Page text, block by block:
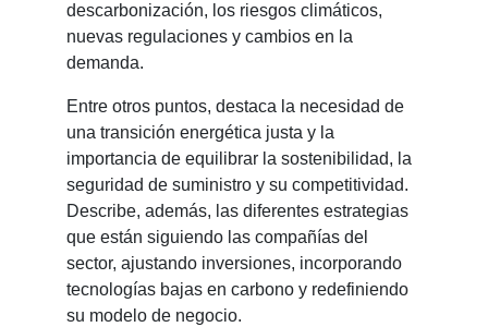
descarbonización, los riesgos climáticos,
nuevas regulaciones y cambios en la
demanda.
Entre otros puntos, destaca la necesidad de
una transición energética justa y la
importancia de equilibrar la sostenibilidad, la
seguridad de suministro y su competitividad.
Describe, además, las diferentes estrategias
que están siguiendo las compañías del
sector, ajustando inversiones, incorporando
tecnologías bajas en carbono y redefiniendo
su modelo de negocio.